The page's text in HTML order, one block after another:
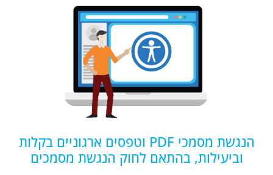
הנגשת מסמכי PDF וטפסים ארגוניים בקלות
וביעילות, בהתאם לחוק הנגשת מסמכים